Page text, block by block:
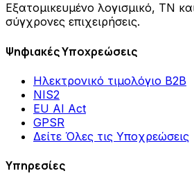
Εξατομικευμένο λογισμικό, ΤΝ
σύγχρονες επιχειρήσεις.
Ψηφιακές Υποχρεώσεις
Ηλεκτρονικό τιμολόγιο B2B
NIS2
EU AI Act
GPSR
Δείτε Όλες τις Υποχρεώσεις
Υπηρεσίες